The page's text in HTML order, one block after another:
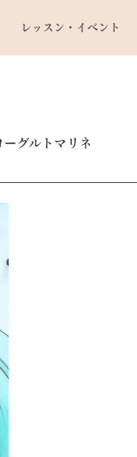
レッスン・イベント
グルトマリネ